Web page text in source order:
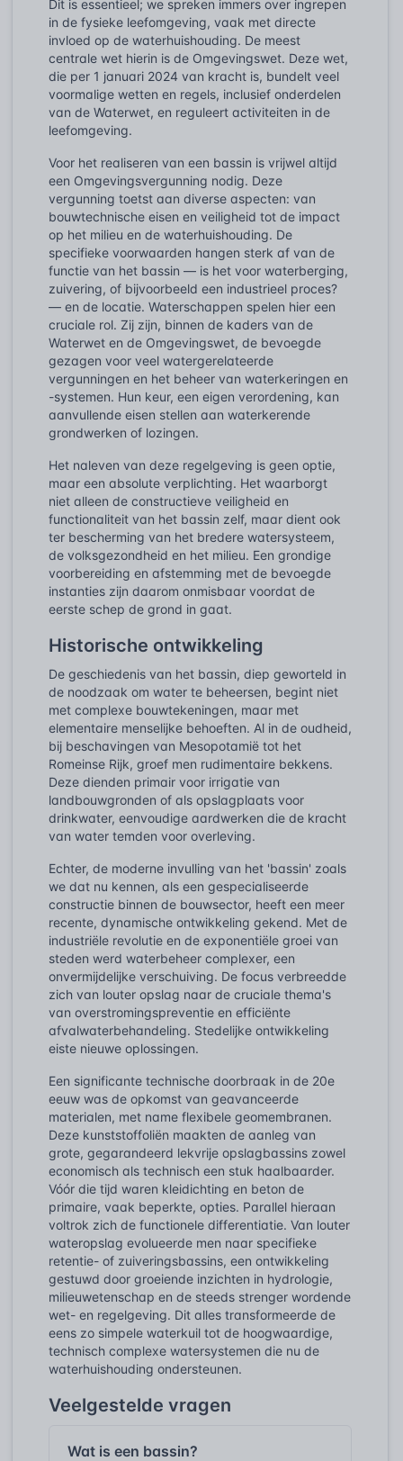
Dit is essentieel; we spreken immers over ingrepen
in de fysieke leefomgeving, vaak met directe
invloed op de waterhuishouding. De meest
centrale wet hierin is de Omgevingswet. Deze wet,
die per 1 januari 2024 van kracht is, bundelt veel
voormalige wetten en regels, inclusief onderdelen
van de Waterwet, en reguleert activiteiten in de
leefomgeving.
Voor het realiseren van een bassin is vrijwel altijd
een Omgevingsvergunning nodig. Deze
vergunning toetst aan diverse aspecten: van
bouwtechnische eisen en veiligheid tot de impact
op het milieu en de waterhuishouding. De
specifieke voorwaarden hangen sterk af van de
functie van het bassin — is het voor waterberging,
zuivering, of bijvoorbeeld een industrieel proces?
— en de locatie. Waterschappen spelen hier een
cruciale rol. Zij zijn, binnen de kaders van de
Waterwet en de Omgevingswet, de bevoegde
gezagen voor veel watergerelateerde
vergunningen en het beheer van waterkeringen en
-systemen. Hun keur, een eigen verordening, kan
aanvullende eisen stellen aan waterkerende
grondwerken of lozingen.
Het naleven van deze regelgeving is geen optie,
maar een absolute verplichting. Het waarborgt
niet alleen de constructieve veiligheid en
functionaliteit van het bassin zelf, maar dient ook
ter bescherming van het bredere watersysteem,
de volksgezondheid en het milieu. Een grondige
voorbereiding en afstemming met de bevoegde
instanties zijn daarom onmisbaar voordat de
eerste schep de grond in gaat.
Historische ontwikkeling
De geschiedenis van het bassin, diep geworteld in
de noodzaak om water te beheersen, begint niet
met complexe bouwtekeningen, maar met
elementaire menselijke behoeften. Al in de oudheid,
bij beschavingen van Mesopotamië tot het
Romeinse Rijk, groef men rudimentaire bekkens.
Deze dienden primair voor irrigatie van
landbouwgronden of als opslagplaats voor
drinkwater, eenvoudige aardwerken die de kracht
van water temden voor overleving.
Echter, de moderne invulling van het 'bassin' zoals
we dat nu kennen, als een gespecialiseerde
constructie binnen de bouwsector, heeft een meer
recente, dynamische ontwikkeling gekend. Met de
industriële revolutie en de exponentiële groei van
steden werd waterbeheer complexer, een
onvermijdelijke verschuiving. De focus verbreedde
zich van louter opslag naar de cruciale thema's
van overstromingspreventie en efficiënte
afvalwaterbehandeling. Stedelijke ontwikkeling
eiste nieuwe oplossingen.
Een significante technische doorbraak in de 20e
eeuw was de opkomst van geavanceerde
materialen, met name flexibele geomembranen.
Deze kunststoffoliën maakten de aanleg van
grote, gegarandeerd lekvrije opslagbassins zowel
economisch als technisch een stuk haalbaarder.
Vóór die tijd waren kleidichting en beton de
primaire, vaak beperkte, opties. Parallel hieraan
voltrok zich de functionele differentiatie. Van louter
wateropslag evolueerde men naar specifieke
retentie- of zuiveringsbassins, een ontwikkeling
gestuwd door groeiende inzichten in hydrologie,
milieuwetenschap en de steeds strenger wordende
wet- en regelgeving. Dit alles transformeerde de
eens zo simpele waterkuil tot de hoogwaardige,
technisch complexe watersystemen die nu de
waterhuishouding ondersteunen.
Veelgestelde vragen
Wat is een bassin?